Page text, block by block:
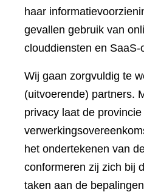
haar
gevallen gebruik van
clouddiensten en SaaS-
Wij gaan zorgvuldig te
(uitvoerende) partners.
privacy laat de
het ondertekenen van
conformeren zij zich bij
taken aan de